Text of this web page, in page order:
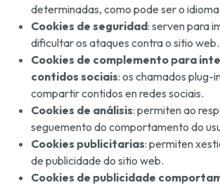
determinadas, como pode ser o
Cookies de seguridad: serven para
dificultar os ataques contra o sitio web.
Cookies de complemento para
contidos sociais: os chamados plug-
compartir contidos en redes sociais.
Cookies de análisis: permiten ao
seguemento do comportamento do
Cookies publicitarias: permiten
de publicidade do sitio web.
Cookies de publicidade